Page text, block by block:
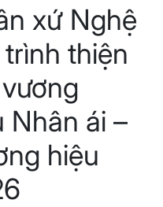
xứ Nghệ
thiện
Nhân ái –
hiệu